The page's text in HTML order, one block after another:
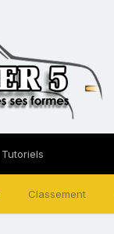
Classement
Tutoriels